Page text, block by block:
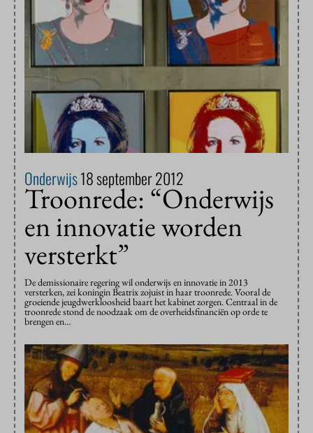
Onderwijs18 september 2012
Troonrede: “Onderwijs
en innovatie worden
versterkt”
De demissionaire regering wil onderwijs en innovatie in 2013
versterken, zei koningin Beatrix zojuist in haar troonrede. Vooral de
groeiende jeugdwerkloosheid baart het kabinet zorgen. Centraal in de
troonrede stond de noodzaak om de overheidsfinanciën op orde te
brengen en…